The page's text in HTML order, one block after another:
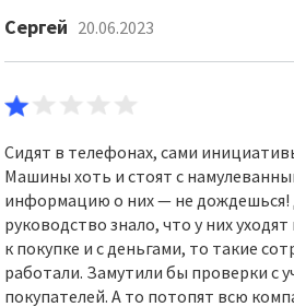
Сергей 20.06.2023
Сидят в телефонах, сами
Машины хоть и стоят с
информацию о них — не дождешься!
руководство знало, что у них
к покупке и с деньгами, то такие
работали. Замутили бы проверки с
покупателей. А то потопят всю